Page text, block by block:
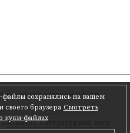
сохранялись на вашем
браузера Смотреть
файлах
исследований ПАНи
сетевого,
Комитет литературных наук